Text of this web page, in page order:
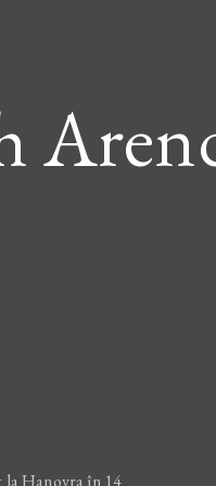
Hanovra în 14